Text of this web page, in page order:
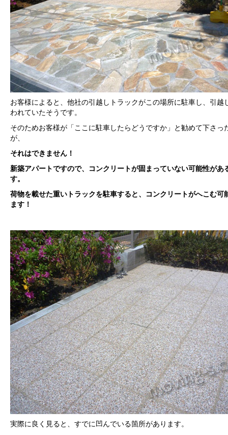
お客様によると、他社の引越しトラックがこの場所に駐車し、引越
われていたそうです。
そのためお客様が「ここに駐車したらどうですか」と勧めて下さっ
が、
それはできません！
新築アパートですので、コンクリートが固まっていない可能性があ
す。
荷物を載せた重いトラックを駐車すると、コンクリートがへこむ可
ます！
実際に良く見ると、すでに凹んでいる箇所があります。